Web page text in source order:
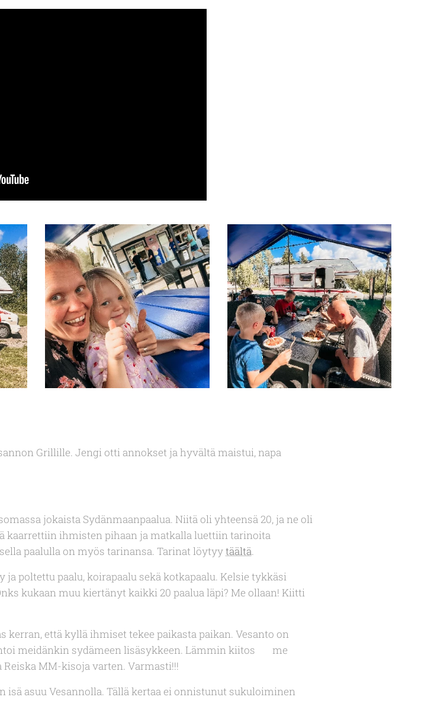
Grillille. Jengi otti annokset ja hyvältä maistui, napa
jokaista Sydänmaanpaalua. Niitä oli yhteensä 20, ja ne oli
kaarrettiin ihmisten pihaan ja matkalla luettiin tarinoita
paalulla on myös tarinansa. Tarinat löytyytäältä.
poltettu paalu, koirapaalu sekä kotkapaalu. Kelsie tykkäsi
kukaan muu kiertänyt kaikki 20 paalua läpi? Me ollaan! Kiitti
kerran, että kyllä ihmiset tekee paikasta paikan. Vesanto on
meidänkin sydämeen lisäsykkeen. Lämmin kiitos 💖 me
MM-kisoja varten. Varmasti!!!
isä asuu Vesannolla. Tällä kertaa ei onnistunut sukuloiminen